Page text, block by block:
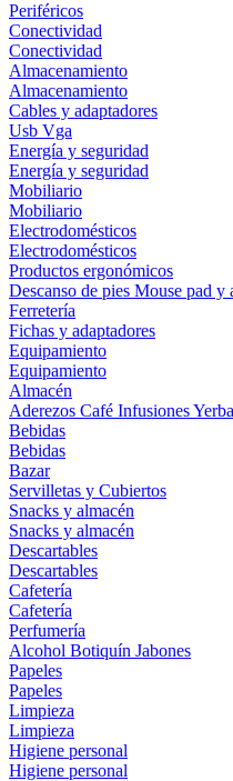
Periféricos
Conectividad
Conectividad
Almacenamiento
Almacenamiento
Cables y adaptadores
Usb Vga
Energía y seguridad
Energía y seguridad
Mobiliario
Mobiliario
Electrodomésticos
Electrodomésticos
Productos ergonómicos
Descanso de pies Mouse pad y
Ferretería
Fichas y adaptadores
Equipamiento
Equipamiento
Almacén
Aderezos Café InfusionesYerba
Bebidas
Bebidas
Bazar
Servilletas y Cubiertos
Snacks y almacén
Snacks y almacén
Descartables
Descartables
Cafetería
Cafetería
Perfumería
Alcohol Botiquín Jabones
Papeles
Papeles
Limpieza
Limpieza
Higiene personal
Higiene personal